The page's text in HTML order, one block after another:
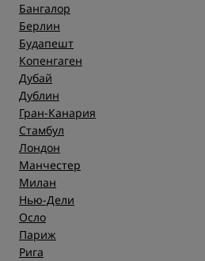
Бангалор
Берлин
Будапешт
Копенгаген
Дубай
Дублин
Гран-Канария
Стамбул
Лондон
Манчестер
Милан
Нью-Дели
Осло
Париж
Рига